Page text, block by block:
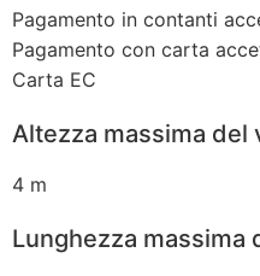
Pagamento in contanti
Pagamento con carta
Carta EC
Altezza massima del
4 m
Lunghezza massima